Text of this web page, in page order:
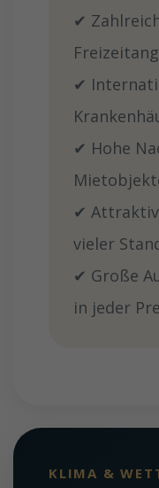
✔
✔
✔ Hohe
✔
vieler
✔ Große
in jeder
KLIMA &